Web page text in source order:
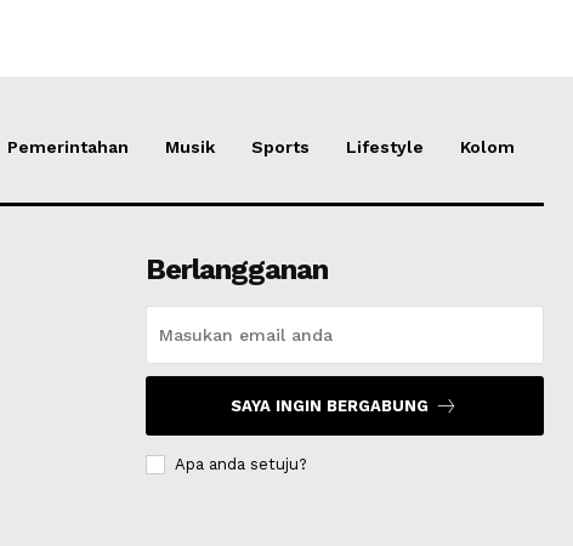
Pemerintahan Musik Sports Lifestyle Kolom
Berlangganan
SAYA INGIN BERGABUNG
Apa anda setuju?